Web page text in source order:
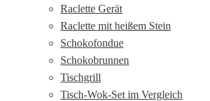
Raclette Gerät
Raclette mit heißem Stein
Schokofondue
Schokobrunnen
Tischgrill
Tisch-Wok-Set im Vergleich